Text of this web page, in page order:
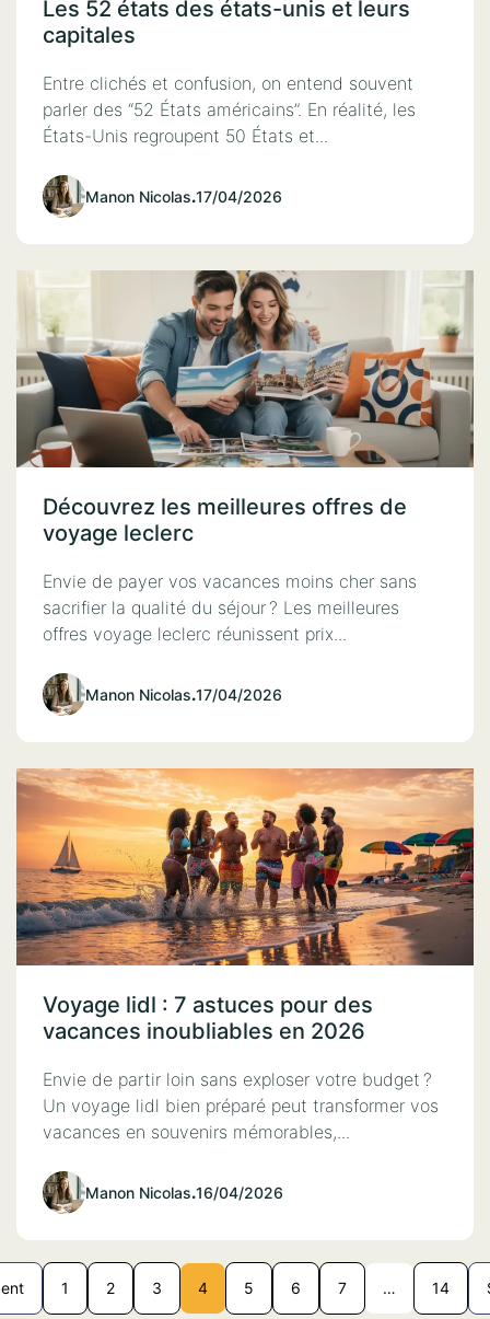
Les 52 états des états-unis et leurs
capitales
Entre clichés et confusion, on entend souvent
parler des “52 États américains”. En réalité, les
États-Unis regroupent 50 États et...
Manon Nicolas.17/04/2026
Découvrez les meilleures offres de
voyage leclerc
Envie de payer vos vacances moins cher sans
sacrifier la qualité du séjour ? Les meilleures
offres voyage leclerc réunissent prix...
Manon Nicolas.17/04/2026
Voyage lidl : 7 astuces pour des
vacances inoubliables en 2026
Envie de partir loin sans exploser votre budget ?
Un voyage lidl bien préparé peut transformer vos
vacances en souvenirs mémorables,...
Manon Nicolas.16/04/2026
1 2 3 4 5 6 7 … 14